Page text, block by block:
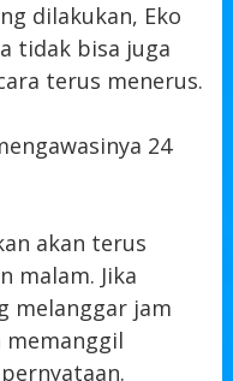
dilakukan, Eko
tidak bisa juga
terus menerus.
24
akan terus
malam. Jika
melanggar jam
memanggil